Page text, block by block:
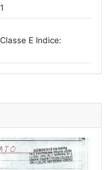
1
Classe E Indice: